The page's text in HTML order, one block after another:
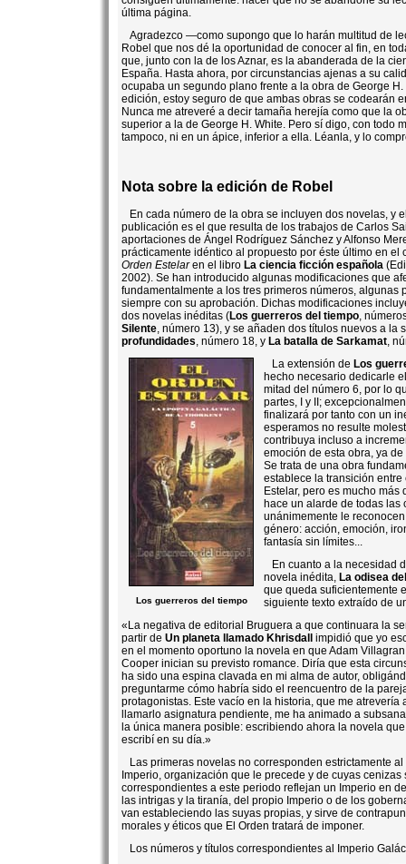
última página.
Agradezco —como supongo que lo harán multitud de
Robel que nos dé la oportunidad de conocer al fin, en
que, junto con la de los Aznar, es la abanderada de la
España. Hasta ahora, por circunstancias ajenas a su
ocupaba un segundo plano frente a la obra de George H.
edición, estoy seguro de que ambas obras se codearán
Nunca me atreveré a decir tamaña herejía como que la
superior a la de George H. White. Pero sí digo, con todo
tampoco, ni en un ápice, inferior a ella. Léanla, y lo
Nota sobre la edición de Robel
En cada número de la obra se incluyen dos novelas, y
publicación es el que resulta de los trabajos de Carlos
aportaciones de Ángel Rodríguez Sánchez y Alfonso
prácticamente idéntico al propuesto por éste último en
Orden Estelaren el libro La ciencia ficción española
2002). Se han introducido algunas modificaciones que
fundamentalmente a los tres primeros números, algunas
siempre con su aprobación. Dichas modificaciones
dos novelas inéditas (Los guerreros del tiempo,
Silente, número 13), y se añaden dos títulos nuevos a la
profundidades, número 18, y La batalla de Sarkamat,
Los guerreros del tiempo
La extensión de Los
hecho necesario dedicarle
mitad del número 6, por lo
partes, I y II;
finalizará por tanto con un
esperamos no resulte
contribuya incluso a
emoción de esta obra, ya
Se trata de una obra
establece la transición entre
Estelar, pero es mucho más
hace un alarde de todas las
unánimemente le
género: acción, emoción,
fantasía sin límites...
En cuanto a la necesidad
novela inédita, La odisea
que queda suficientemente
siguiente texto extraído de
«La negativa de editorial Bruguera a que continuara la
partir de Un planeta llamado Khrisdall
impidió que yo
en el momento oportuno la novela en que Adam
Cooper inician su previsto romance. Diría que esta
ha sido una espina clavada en mi alma de autor,
preguntarme cómo habría sido el reencuentro de la
protagonistas. Este vacío en la historia, que me atrevería
llamarlo asignatura pendiente, me ha animado a
la única manera posible: escribiendo ahora la novela
escribí en su día.»
Las primeras novelas no corresponden estrictamente al
Imperio, organización que le precede y de cuyas
correspondientes a este periodo reflejan un Imperio en
las intrigas y la tiranía, del propio Imperio o de los
van estableciendo las suyas propias, y sirve de
morales y éticos que El Orden tratará de imponer.
Los números y títulos correspondientes al Imperio